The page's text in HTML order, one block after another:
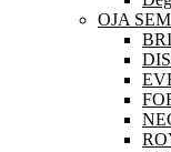
OJA